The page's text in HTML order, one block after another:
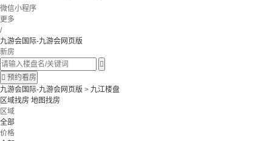
微信小程序
更多
/
九游会国际-九游会网页版
新房

 预约看房
九游会国际-九游会网页版 > 九江楼盘
区域找房 地图找房
区域
全部
价格